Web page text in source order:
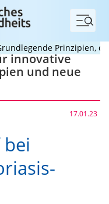
Menü
Prinzipien, die
innovative
und neue
17.01.23